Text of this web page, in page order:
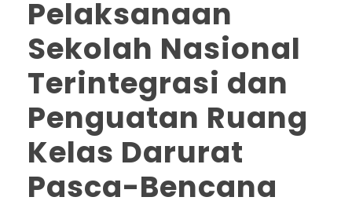
Pelaksanaan
Sekolah Nasional
Terintegrasi dan
Penguatan Ruang
Kelas Darurat
Pasca-Bencana